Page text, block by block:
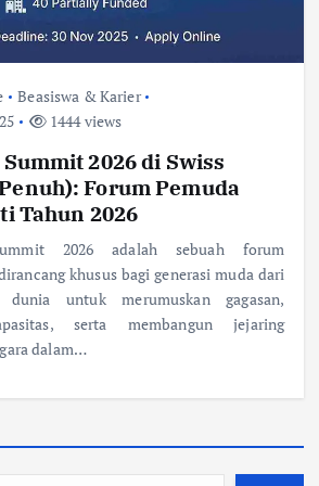
Beasiswa & Karier
1444 views
2026 di Swiss
Forum Pemuda
Tahun 2026
2026 adalah sebuah forum
khusus bagi generasi muda dari
dunia untuk merumuskan gagasan,
serta membangun jejaring
dalam…